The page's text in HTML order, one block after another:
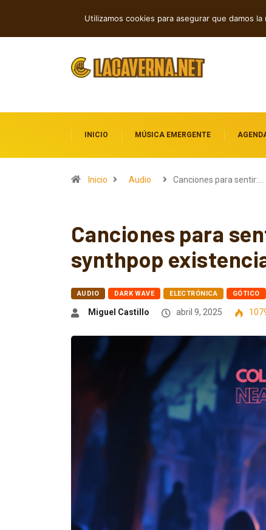
INICIO MÚSICA EMERGENTE
Inicio Audio Canciones para sentir:…
Canciones para
synthpop
AUDIO DARK WAVE ELECTRÓNICA GÓTICO
Miguel Castillo abril 9, 2025
Utilizamos cookies para asegurar que damos